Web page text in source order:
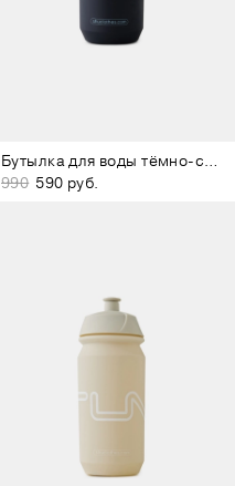
Бутылка для воды тёмно-синяя
990 590 руб.